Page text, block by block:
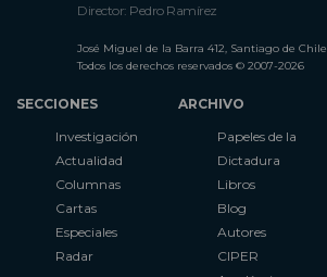
Director: Pedro Ramírez
José Miguel de la Barra 412, Santiago de Chile
Todos los derechos reservados © 2007-2026
SECCIONES
Investigación
Actualidad
Columnas
Cartas
Especiales
Radar
ARCHIVO
Papeles de la
Dictadura
Libros
Blog
Autores
CIPER